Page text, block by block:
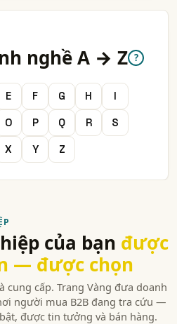
nghề A → Z ?
E F G H
I
O P Q R
S
X Y Z
của bạn được
— được chọn
cung cấp. Trang Vàng đưa doanh
người mua B2B đang tra cứu —
được tin tưởng và bán hàng.